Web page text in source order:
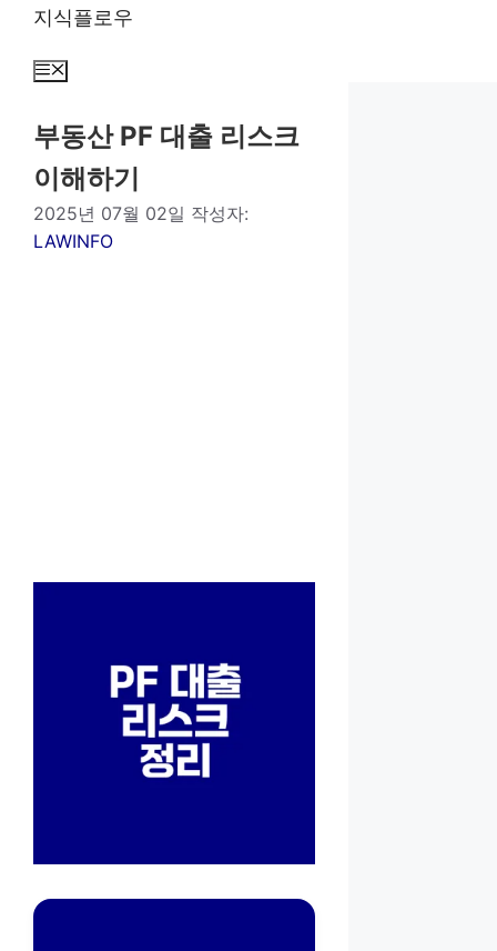
지식플로우
메
부동산 PF 대출 리스크
이해하기
2025년 07월 02일 작성자:
LAWINFO